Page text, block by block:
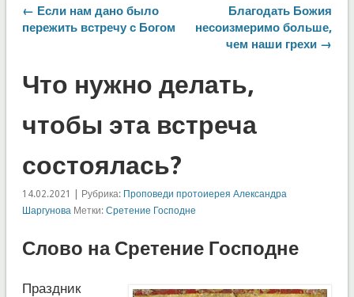
← Если нам дано было
пережить встречу с Богом
Благодать Божия
несоизмеримо больше,
чем наши грехи →
Что нужно делать,
чтобы эта встреча
состоялась?
14.02.2021 | Рубрика: Проповеди протоиерея Александра
Шаргунова Метки: Сретение Господне
Слово на Сретение Господне
Праздник